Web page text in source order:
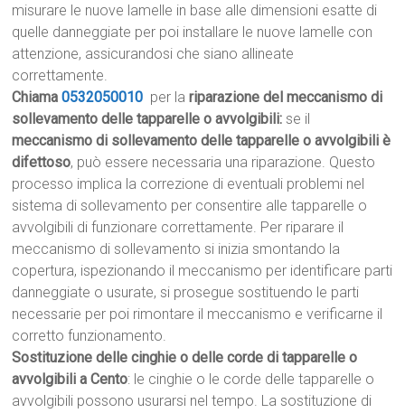
misurare le nuove lamelle in base alle dimensioni esatte di
quelle danneggiate per poi installare le nuove lamelle con
attenzione, assicurandosi che siano allineate
correttamente.
Chiama0532050010 per lariparazione del meccanismo di
sollevamento delle tapparelle o avvolgibili: se il
meccanismo di sollevamento delle tapparelle o avvolgibili è
difettoso, può essere necessaria una riparazione. Questo
processo implica la correzione di eventuali problemi nel
sistema di sollevamento per consentire alle tapparelle o
avvolgibili di funzionare correttamente. Per riparare il
meccanismo di sollevamento si inizia smontando la
copertura, ispezionando il meccanismo per identificare parti
danneggiate o usurate, si prosegue sostituendo le parti
necessarie per poi rimontare il meccanismo e verificarne il
corretto funzionamento.
Sostituzione delle cinghie o delle corde di tapparelle o
avvolgibili a Cento: le cinghie o le corde delle tapparelle o
avvolgibili possono usurarsi nel tempo. La sostituzione di